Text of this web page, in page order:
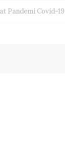
Pandemi Covid-19